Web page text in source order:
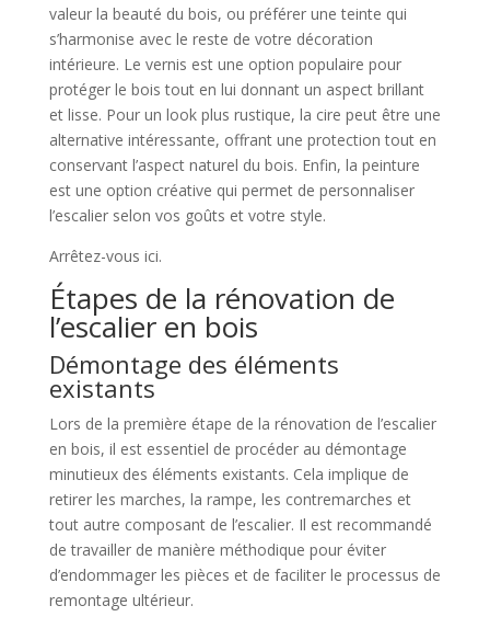
valeur la beauté du bois, ou préférer une teinte qui
s’harmonise avec le reste de votre décoration
intérieure. Le vernis est une option populaire pour
protéger le bois tout en lui donnant un aspect brillant
et lisse. Pour un look plus rustique, la cire peut être une
alternative intéressante, offrant une protection tout en
conservant l’aspect naturel du bois. Enfin, la peinture
est une option créative qui permet de personnaliser
l’escalier selon vos goûts et votre style.
Arrêtez-vous ici.
Étapes de la rénovation de
l’escalier en bois
Démontage des éléments
existants
Lors de la première étape de la rénovation de l’escalier
en bois, il est essentiel de procéder au démontage
minutieux des éléments existants. Cela implique de
retirer les marches, la rampe, les contremarches et
tout autre composant de l’escalier. Il est recommandé
de travailler de manière méthodique pour éviter
d’endommager les pièces et de faciliter le processus de
remontage ultérieur.